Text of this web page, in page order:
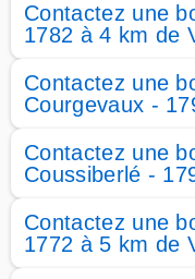
Contactez une
1782 à 4 km de
Contactez une
Courgevaux -
Contactez une
Coussiberlé -
Contactez une
1772 à 5 km de